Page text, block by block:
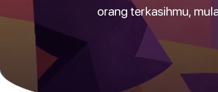
orang terkasihmu,